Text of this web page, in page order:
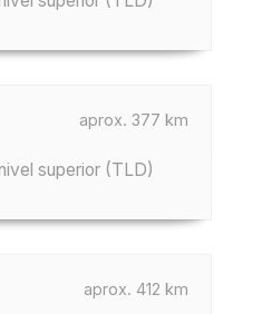
aprox. 377 km
superior (TLD)
aprox. 412 km